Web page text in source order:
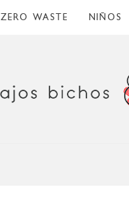
ZERO WASTE NIÑOS